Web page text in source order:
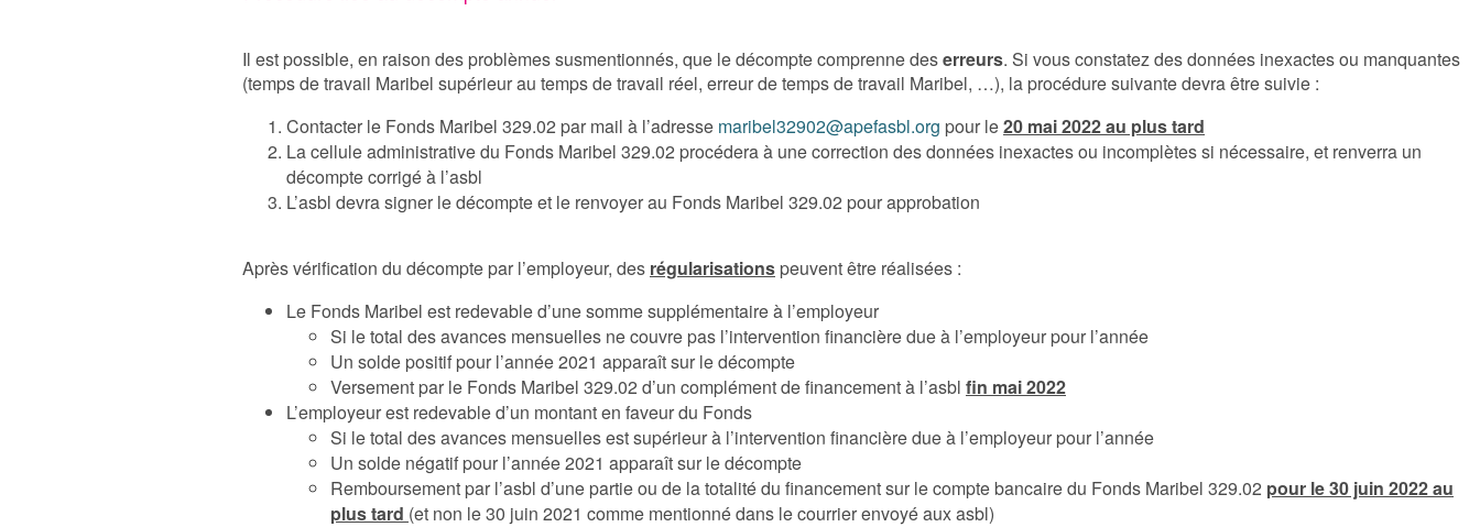
Il est possible, en raison des problèmes susmentionnés, que le décompte comprenne deserreurs. Si vous constatez des données inexactes ou manquantes
(temps de travail Maribel supérieur au temps de travail réel, erreur de temps de travail Maribel, …), la procédure suivante devra être suivie :
Contacter le Fonds Maribel 329.02 par mail à l’adresse maribel32902@apefasbl.org pour le20 mai 2022 au plus tard
La cellule administrative du Fonds Maribel 329.02 procédera à une correction des données inexactes ou incomplètes si nécessaire, et renverra un
décompte corrigé à l’asbl
L’asbl devra signer le décompte et le renvoyer au Fonds Maribel 329.02 pour approbation
Après vérification du décompte par l’employeur, des régularisations peuvent être réalisées :
Le Fonds Maribel est redevable d’une somme supplémentaire à l’employeur
Si le total des avances mensuelles ne couvre pas l’intervention financière due à l’employeur pour l’année
Un solde positif pour l’année 2021 apparaît sur le décompte
Versement par le Fonds Maribel 329.02 d’un complément de financement à l’asbl fin mai 2022
L’employeur est redevable d’un montant en faveur du Fonds
Si le total des avances mensuelles est supérieur à l’intervention financière due à l’employeur pour l’année
Un solde négatif pour l’année 2021 apparaît sur le décompte
Remboursement par l’asbl d’une partie ou de la totalité du financement sur le compte bancaire du Fonds Maribel 329.02 pour le 30 juin 2022 au
plus tard (et non le 30 juin 2021 comme mentionné dans le courrier envoyé aux asbl)